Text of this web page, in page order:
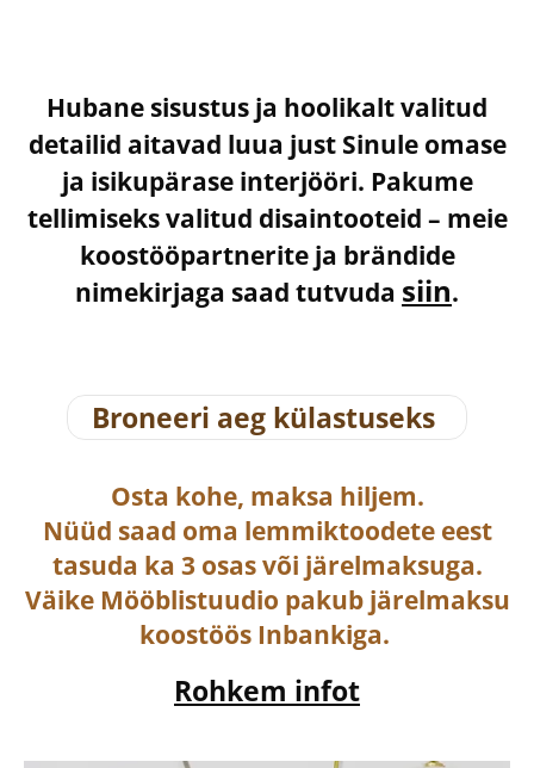
Hubane sisustus ja hoolikalt valitud
detailid aitavad luua just Sinule omase
ja isikupärase interjööri. Pakume
tellimiseks valitud disaintooteid – meie
koostööpartnerite ja brändide
nimekirjaga saad tutvuda siin.
Broneeri aeg külastuseks
Osta kohe, maksa hiljem.
Nüüd saad oma lemmiktoodete eest
tasuda ka 3 osas või järelmaksuga.
Väike Mööblistuudio pakub järelmaksu
koostöös Inbankiga.
Rohkem infot